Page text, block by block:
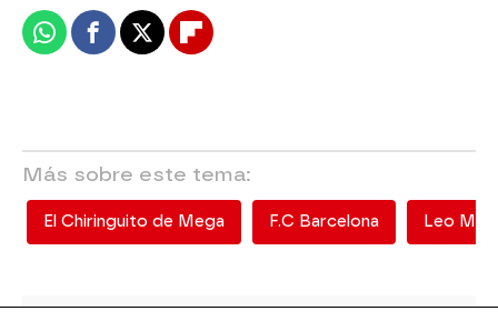
WhatsappFacebook
X Flipboard
Más sobre este tema:
El Chiringuito de Mega F.C Barcelona Leo